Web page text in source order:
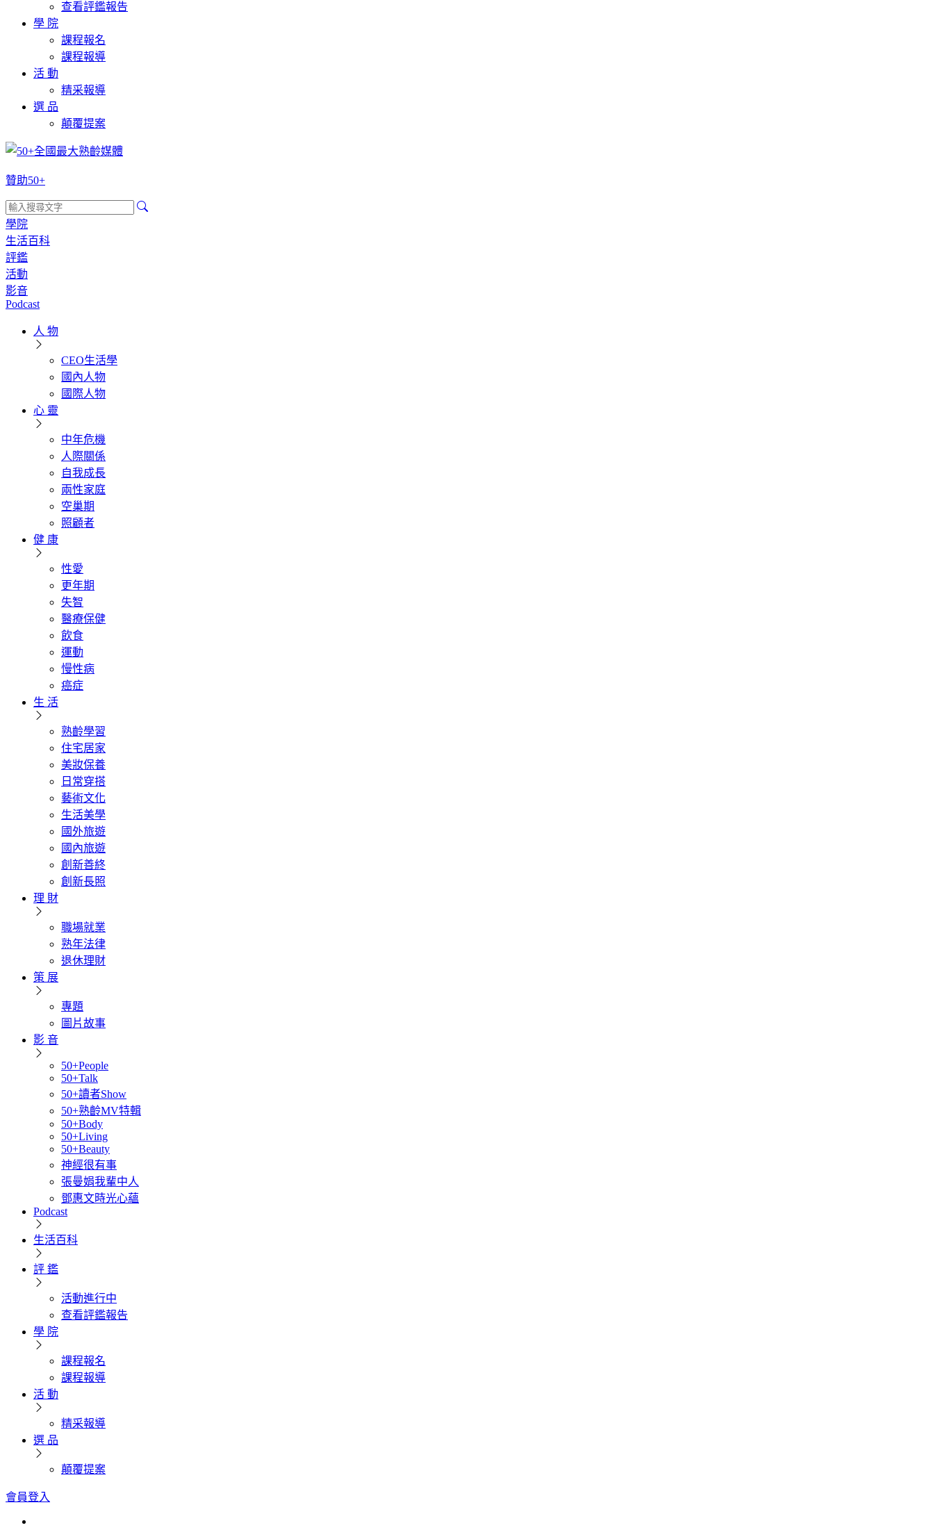
查看評鑑報告
學 院
課程報名
課程報導
活 動
精采報導
選 品
顛覆提案
贊助50+
學院
生活百科
評鑑
活動
影音
Podcast
人 物
CEO生活學
國內人物
國際人物
心 靈
中年危機
人際關係
自我成長
兩性家庭
空巢期
照顧者
健 康
性愛
更年期
失智
醫療保健
飲食
運動
慢性病
癌症
生 活
熟齡學習
住宅居家
美妝保養
日常穿搭
藝術文化
生活美學
國外旅遊
國內旅遊
創新善終
創新長照
理 財
職場就業
熟年法律
退休理財
策 展
專題
圖片故事
影 音
50+People
50+Talk
50+讀者Show
50+熟齡MV特輯
50+Body
50+Living
50+Beauty
神經很有事
張曼娟我輩中人
鄧惠文時光心蘊
Podcast
生活百科
評 鑑
活動進行中
查看評鑑報告
學 院
課程報名
課程報導
活 動
精采報導
選 品
顛覆提案
會員登入